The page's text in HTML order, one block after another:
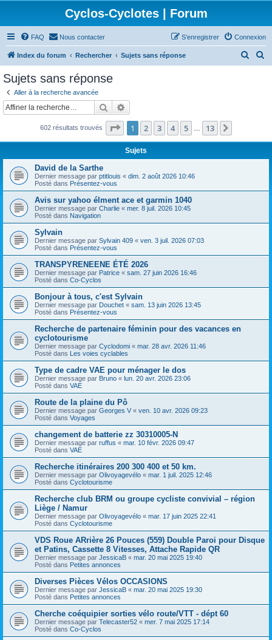
Cyclos-Cyclotes | Forum
FAQ Nous contacter Connexion
S’enregistrer
Index du forum Rechercher Sujets sans réponse
c
c
Sujets sans réponse
Aller à la recherche avancée
Rechercher
602 résultats trouvés Page 1sur13
1 2 3 4 5 13
Sujets
David de la Sarthe
Dernier message par ptitlouis « dim. 2 août 2026 10:46
Posté dans Présentez-vous
Avis sur yahoo élment ace et garmin 1040
Dernier message par Charlie « mer. 8 juil. 2026 10:45
Posté dans Navigation
Sylvain
Dernier message par Sylvain 409 « ven. 3 juil. 2026 07:03
Posté dans Présentez-vous
TRANSPYRENEENE ÉTÉ 2026
Dernier message par Patrice « sam. 27 juin 2026 16:46
Posté dans Co-Cyclos
Bonjour à tous, c'est Sylvain
Dernier message par Douchet « sam. 13 juin 2026 13:45
Posté dans Présentez-vous
Recherche de partenaire féminin pour des vacances en
cyclotourisme
Dernier message par Cyclodomi « mar. 28 avr. 2026 11:46
Posté dans Les voies cyclables
Type de cadre VAE pour ménager le dos
Dernier message par Bruno « lun. 20 avr. 2026 23:06
Posté dans VAE
Route de la plaine du Pô
Dernier message par Georges V « ven. 10 avr. 2026 09:23
Posté dans Voyages
changement de batterie zz 30310005-N
Dernier message par ruffus « mar. 10 févr. 2026 09:47
Posté dans VAE
Recherche itinéraires 200 300 400 et 50 km.
Dernier message par Olivoyagevélo « mar. 1 juil. 2025 12:46
Posté dans Cyclotourisme
Recherche club BRM ou groupe cycliste convivial – région
Liège / Namur
Dernier message par Olivoyagevélo « mar. 17 juin 2025 22:41
Posté dans Cyclotourisme
VDS Roue ARrière 26 Pouces (559) Double Paroi pour Disque
et Patins, Cassette 8 Vitesses, Attache Rapide QR
Dernier message par JessicaB « mar. 20 mai 2025 19:40
Posté dans Petites annonces
Diverses Pièces Vélos OCCASIONS
Dernier message par JessicaB « mar. 20 mai 2025 19:30
Posté dans Petites annonces
Cherche coéquipier sorties vélo route/VTT - dépt 60
Dernier message par Telecaster52 « mer. 7 mai 2025 17:14
Posté dans Co-Cyclos